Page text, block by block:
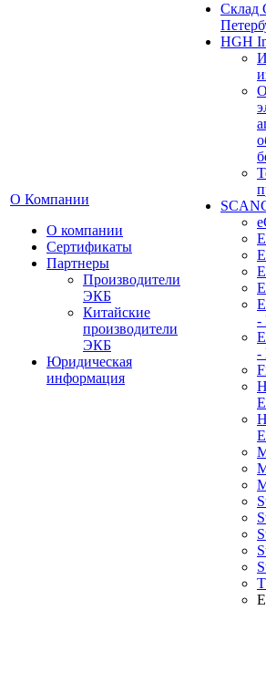
О Компании
О компании
Сертификаты
Партнеры
Производители
ЭКБ
Китайские
производители
ЭКБ
Юридическая
информация
Cклад
HGH
-
-